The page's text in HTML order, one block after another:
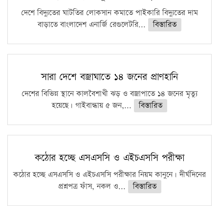
দেশে বিদ্যুতের ঘাটতির লোকসান কমাতে পাইকারি বিদ্যুতের দাম
বাড়াতে বাংলাদেশ এনার্জি রেগুলেটরি...
বিস্তারিত
সারা দেশে বজ্রাঘাতে ১৪ জনের প্রাণহানি
দেশের বিভিন্ন স্থানে কালবৈশাখী ঝড় ও বজ্রাপাতে ১৪ জনের মৃত্যু
হয়েছে। গাইবান্ধায় ৫ জন,...
বিস্তারিত
কঠোর হচ্ছে এসএসসি ও এইচএসসি পরীক্ষা
কঠোর হচ্ছে এসএসসি ও এইচএসসি পরীক্ষার নিয়ম কানুনে। দীর্ঘদিনের
প্রশ্নপত্র ফাঁস, নকল ও...
বিস্তারিত